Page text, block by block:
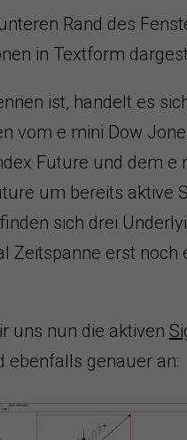
Rand des
in Textform
ist, handelt es
vom e mini Dow
Future und dem e
um bereits aktive
sich drei
Zeitspanne erst noch
uns nun die aktiven
ebenfalls genauer an: